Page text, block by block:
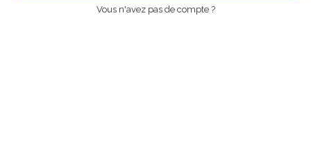
Vous n'avez pas de compte ?